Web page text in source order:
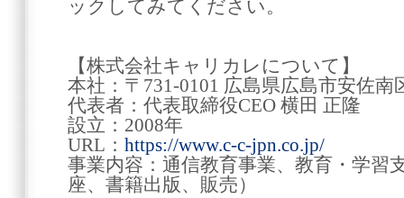
ックしてみてください。
【株式会社キャリカレについて】
本社：〒731-0101 広島県広島市安佐南
代表者：代表取締役CEO 横田 正隆
設立：2008年
URL： https://www.c-c-jpn.co.jp/
事業内容：通信教育事業、教育・学習
座、書籍出版、販売）